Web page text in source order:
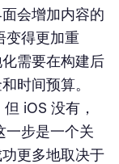
会增加内容的
变得更加重
需要在构建后
时间预算。
iOS 没有，
一步是一个关
更多地取决于